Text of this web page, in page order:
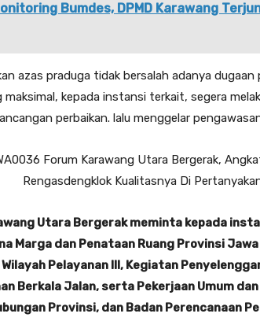
Bumdes, DPMD Karawang
azas praduga tidak bersalah adanya dugaan
maksimal, kepada instansi terkait, segera
perbaikan. lalu menggelar
Utara Bergerak meminta kepada
Marga dan Penataan Ruang Provinsi
Pelayanan III, Kegiatan
Berkala Jalan, serta Pekerjaan Umum dan
Provinsi, dan Badan Perencanaan